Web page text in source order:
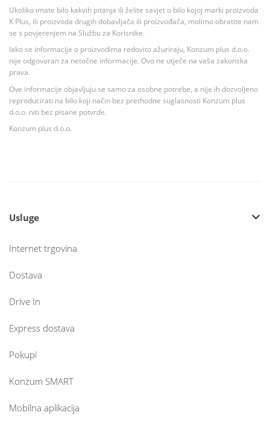
Ukoliko imate bilo kakvih pitanja ili želite savjet o bilo kojoj marki proizvoda
K Plus, ili proizvoda drugih dobavljača ili proizvođača, molimo obratite nam
se s povjerenjem na Službu za Korisnike.
Iako se informacije o proizvodima redovito ažuriraju, Konzum plus d.o.o.
nije odgovoran za netočne informacije. Ovo ne utječe na vaša zakonska
prava.
Ove informacije objavljuju se samo za osobne potrebe, a nije ih dozvoljeno
reproducirati na bilo koji način bez prethodne suglasnosti Konzum plus
d.o.o. niti bez pisane potvrde.
Konzum plus d.o.o.
Usluge
Internet trgovina
Dostava
Drive In
Express dostava
Pokupi
Konzum SMART
Mobilna aplikacija